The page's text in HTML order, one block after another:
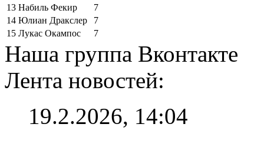
13 Набиль Фекир
7
14 Юлиан Дракслер
7
15 Лукас Окампос 7
Наша группа Вконтакте
Лента новостей:
19.2.2026, 14:04